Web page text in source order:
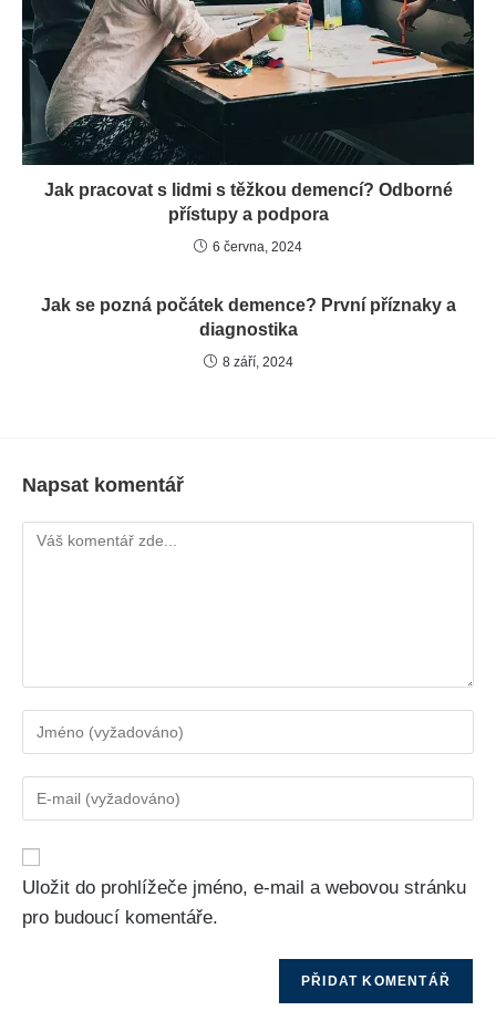
Jak pracovat s lidmi s těžkou demencí? Odborné
přístupy a podpora
6 června, 2024
Jak se pozná počátek demence? První příznaky a
diagnostika
8 září, 2024
Napsat komentář
Uložit do prohlížeče jméno, e-mail a webovou stránku
pro budoucí komentáře.